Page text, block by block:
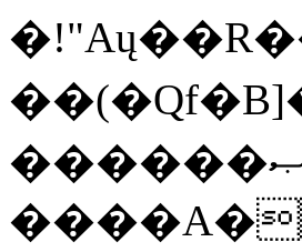
��(�Qf�B]
������ޞ��ϟak��r��_39$�8�p���7�2�yIZ�R��x��/